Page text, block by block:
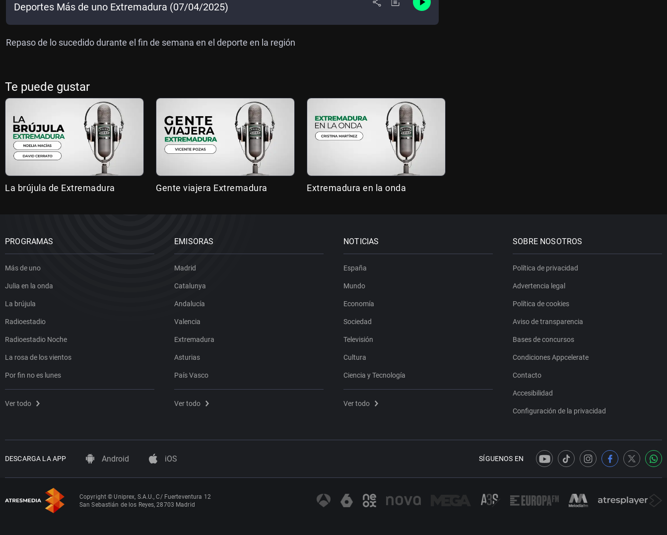
Deportes Más de uno Extremadura (07/04/2025)
Repaso de lo sucedido durante el fin de semana en el deporte en la región
Te puede gustar
La brújula de Extremadura Gente viajera Extremadura Extremadura en la onda
PROGRAMAS
Más de uno
Julia en la onda
La brújula
Radioestadio
Radioestadio Noche
La rosa de los vientos
Por fin no es lunes
Ver todo
EMISORAS
Madrid
Catalunya
Andalucía
Valencia
Extremadura
Asturias
País Vasco
Ver todo
NOTICIAS
España
Mundo
Economía
Sociedad
Televisión
Cultura
Ciencia y Tecnología
Ver todo
SOBRE NOSOTROS
Política de privacidad
Advertencia legal
Política de cookies
Aviso de transparencia
Bases de concursos
Condiciones Appcelerate
Contacto
Accesibilidad
Configuración de la privacidad
DESCARGA LA APP Android iOS SÍGUENOS EN
Copyright © Uniprex, S.A.U., C/ Fuerteventura 12
San Sebastián de los Reyes, 28703 Madrid